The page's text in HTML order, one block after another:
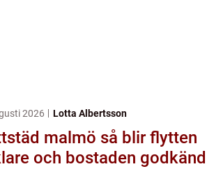
2026 Lotta Albertsson
malmö så blir flytten
och bostaden godkänd